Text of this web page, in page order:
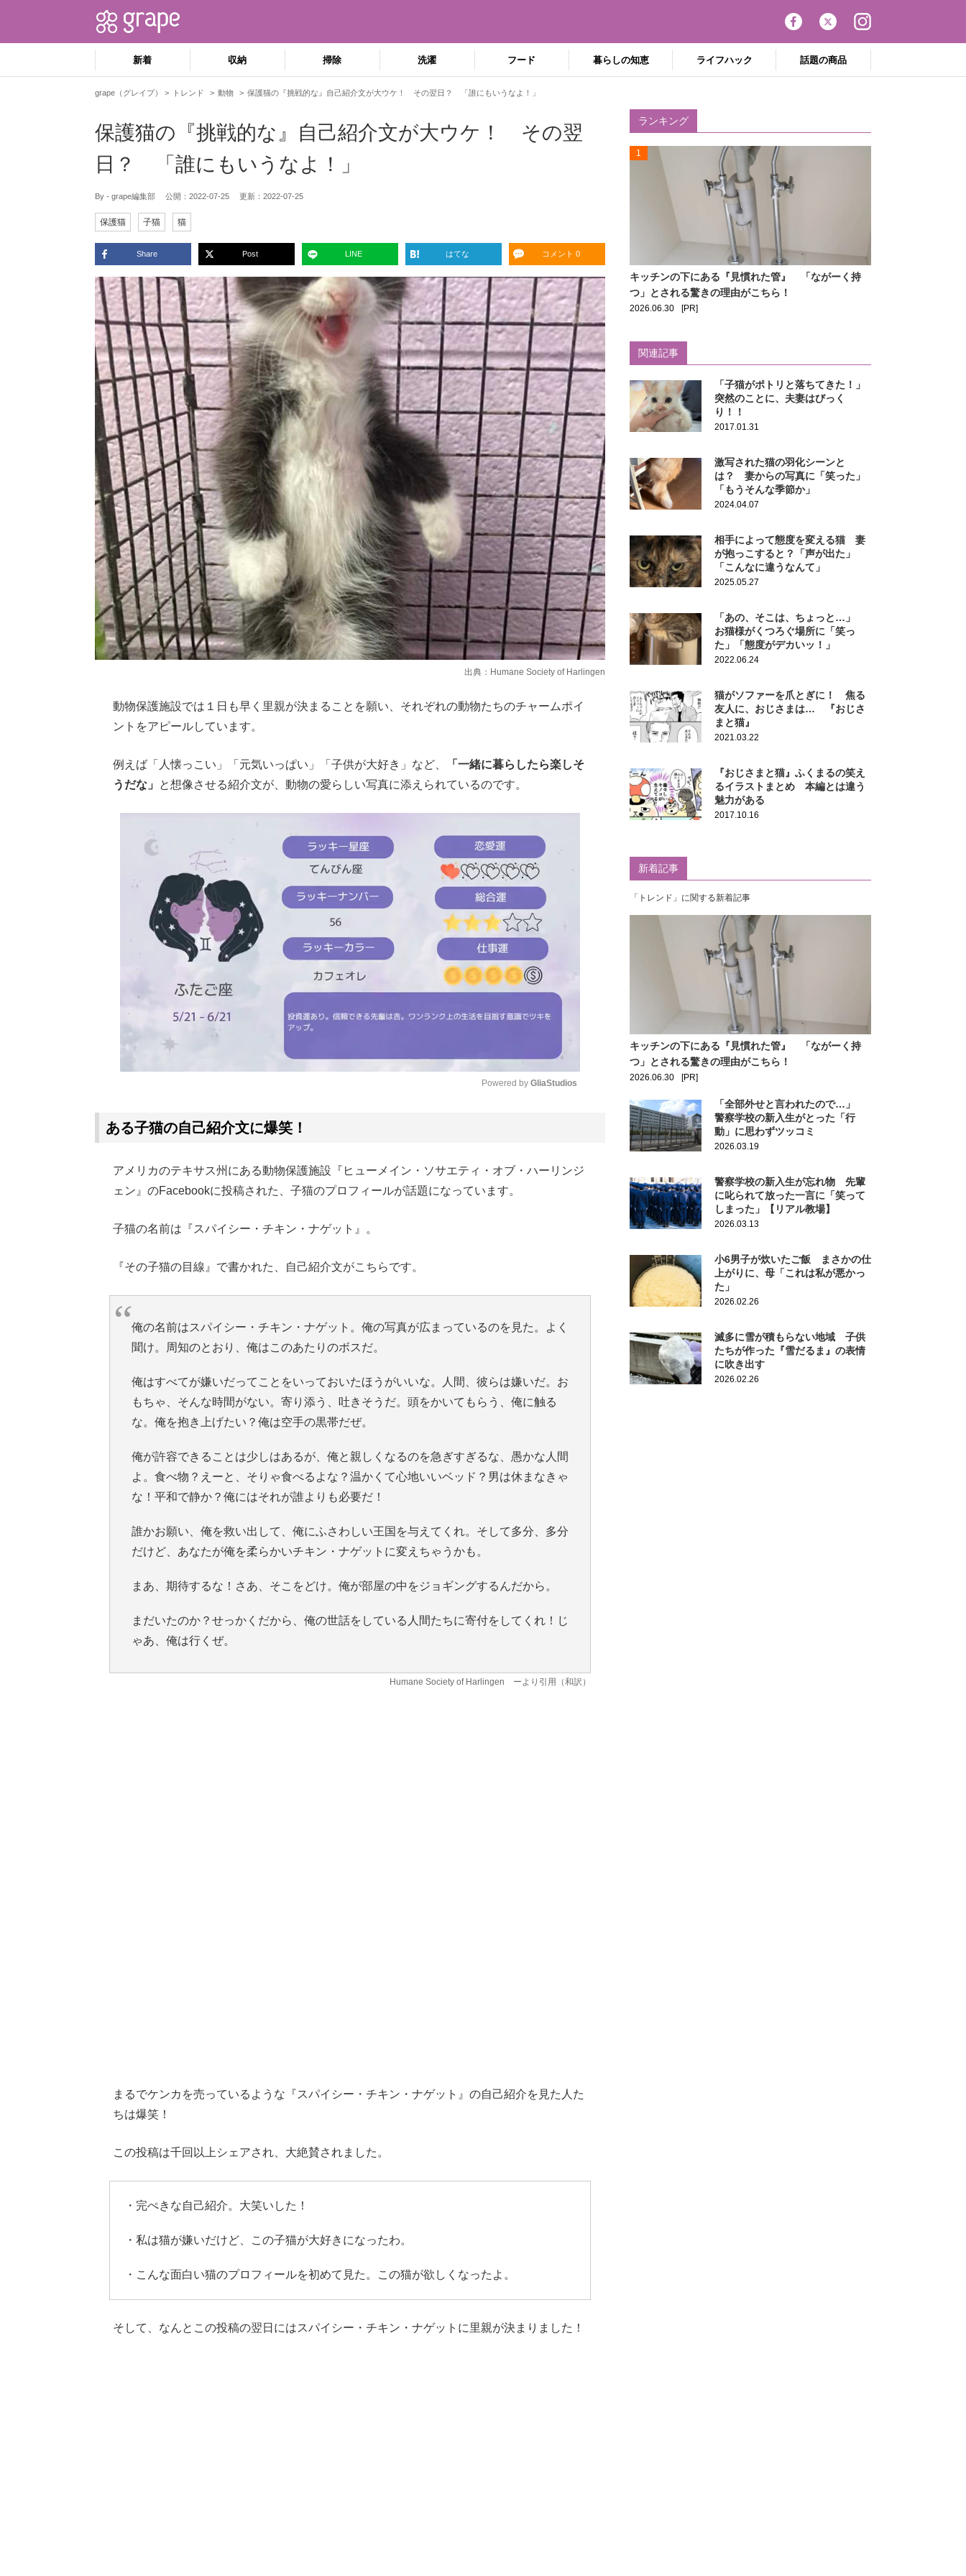
新着 収納 掃除 洗濯 フード 暮らしの知恵 ライフハック 話題の商品
grape（グレイプ） トレンド 動物 保護猫の『挑戦的な』自己紹介文が大ウケ！ その翌日？ 「誰にもいうなよ！」
保護猫の『挑戦的な』自己紹介文が大ウケ！ その翌
日？ 「誰にもいうなよ！」
By - grape編集部 公開： 2022-07-25 更新： 2022-07-25
保護猫 子猫 猫
Share Post LINE はてな コメント 0
出典： Humane Society of Harlingen
動物保護施設では１日も早く里親が決まることを願い、それぞれの動物たちのチャームポイ
ントをアピールしています。
例えば「人懐っこい」「元気いっぱい」「子供が大好き」など、
「一緒に暮らしたら楽しそ
うだな」
と想像させる紹介文が、動物の愛らしい写真に添えられているのです。
Powered by GliaStudios
ある子猫の自己紹介文に爆笑！
アメリカのテキサス州にある動物保護施設『ヒューメイン・ソサエティ・オブ・ハーリンジ
ェン』のFacebookに投稿された、子猫のプロフィールが話題になっています。
子猫の名前は『スパイシー・チキン・ナゲット』。
『その子猫の目線』で書かれた、自己紹介文がこちらです。
俺の名前はスパイシー・チキン・ナゲット。俺の写真が広まっているのを見た。よく
聞け。周知のとおり、俺はこのあたりのボスだ。
俺はすべてが嫌いだってことをいっておいたほうがいいな。人間、彼らは嫌いだ。お
もちゃ、そんな時間がない。寄り添う、吐きそうだ。頭をかいてもらう、俺に触る
な。俺を抱き上げたい？俺は空手の黒帯だぜ。
俺が許容できることは少しはあるが、俺と親しくなるのを急ぎすぎるな、愚かな人間
よ。食べ物？えーと、そりゃ食べるよな？温かくて心地いいベッド？男は休まなきゃ
な！平和で静か？俺にはそれが誰よりも必要だ！
誰かお願い、俺を救い出して、俺にふさわしい王国を与えてくれ。そして多分、多分
だけど、あなたが俺を柔らかいチキン・ナゲットに変えちゃうかも。
まあ、期待するな！さあ、そこをどけ。俺が部屋の中をジョギングするんだから。
まだいたのか？せっかくだから、俺の世話をしている人間たちに寄付をしてくれ！じ
ゃあ、俺は行くぜ。
Humane Society of Harlingen ーより引用（和訳）
まるでケンカを売っているような『スパイシー・チキン・ナゲット』の自己紹介を見た人た
ちは爆笑！
この投稿は千回以上シェアされ、大絶賛されました。
・完ぺきな自己紹介。大笑いした！
・私は猫が嫌いだけど、この子猫が大好きになったわ。
・こんな面白い猫のプロフィールを初めて見た。この猫が欲しくなったよ。
そして、なんとこの投稿の翌日にはスパイシー・チキン・ナゲットに里親が決まりました！
ランキング
1
キッチンの下にある『見慣れた管』 「ながーく持
つ」とされる驚きの理由がこちら！
2026.06.30 [PR]
関連記事
「子猫がポトリと落ちてきた！」
突然のことに、夫妻はびっく
り！！
2017.01.31
激写された猫の羽化シーンと
は？ 妻からの写真に「笑った」
「もうそんな季節か」
2024.04.07
相手によって態度を変える猫 妻
が抱っこすると？「声が出た」
「こんなに違うなんて」
2025.05.27
「あの、そこは、ちょっと…」
お猫様がくつろぐ場所に「笑っ
た」「態度がデカいッ！」
2022.06.24
猫がソファーを爪とぎに！ 焦る
友人に、おじさまは… 『おじさ
まと猫』
2021.03.22
『おじさまと猫』ふくまるの笑え
るイラストまとめ 本編とは違う
魅力がある
2017.10.16
新着記事
「トレンド」に関する新着記事
キッチンの下にある『見慣れた管』 「ながーく持
つ」とされる驚きの理由がこちら！
2026.06.30 [PR]
「全部外せと言われたので…」
警察学校の新入生がとった「行
動」に思わずツッコミ
2026.03.19
警察学校の新入生が忘れ物 先輩
に叱られて放った一言に「笑って
しまった」【リアル教場】
2026.03.13
小6男子が炊いたご飯 まさかの仕
上がりに、母「これは私が悪かっ
た」
2026.02.26
滅多に雪が積もらない地域 子供
たちが作った『雪だるま』の表情
に吹き出す
2026.02.26